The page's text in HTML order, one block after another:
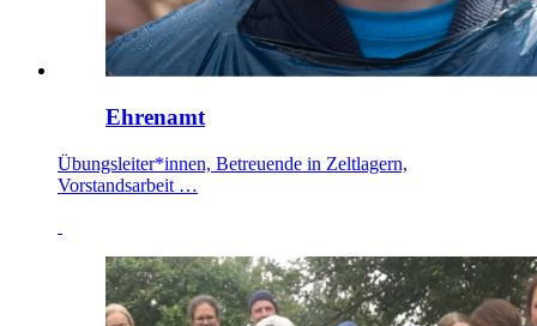
Ehrenamt
Übungsleiter*innen, Betreuende in Zeltlagern,
Vorstandsarbeit …